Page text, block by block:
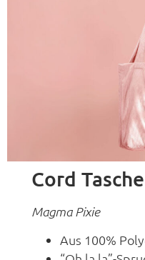
Cord Tasche
Magma Pixie
Aus 100%